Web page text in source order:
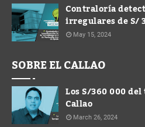
Contraloría
irregulares de S/
Municipalidad de
May 15, 2024
SOBRE EL CALLAO
Los S/360 000
Callao
March 26, 2024